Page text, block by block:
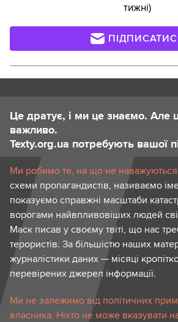
тижні)
Це дратує, і ми це знаємо. Але
важливо.
Texty.org.ua потребують вашої
Ми робимо те, на що не наважуються
схеми пропагандистів, називаємо
показуємо справжні масштаби
ворогами найвпливовіших людей
Маск писав у своєму твіті, що нас
терористів. За більшістю наших
журналістики даних — місяці
перевірених джерел інформації.
Ми не залежимо від політичних
власника. Ніхто не може вказувати